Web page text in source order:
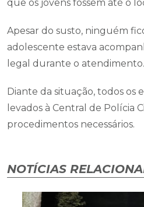
que os jovens fossem até o
Apesar do susto, ninguém
adolescente estava
legal durante o atendimento.
Diante da situação, todos os
levados à Central de Polícia
procedimentos necessários.
NOTÍCIAS